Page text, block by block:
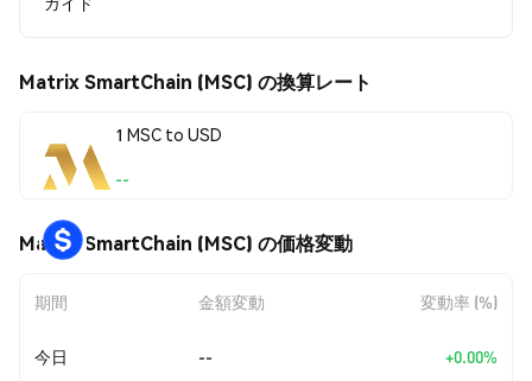
Matrix SmartChain (MSC) の換算レート
1 MSC to USD
--
Matrix SmartChain (MSC) の価格変動
期間 金額変動 変動率 (%)
今日 -- +0.00%